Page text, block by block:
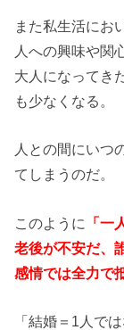
また私生活にお
人への興味や関
大人になってき
も少なくなる。
人との間にいつ
てしまうのだ。
このように
「一
老後が不安だ、
感情では全力で
「結婚＝1人で